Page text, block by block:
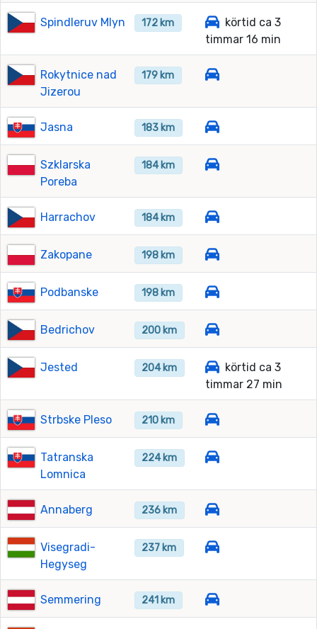
Spindleruv Mlyn 172 km
körtid ca 3
timmar 16 min
Rokytnice nad
Jizerou
179 km
Jasna 183 km
Szklarska
Poreba
184 km
Harrachov 184 km
Zakopane 198 km
Podbanske 198 km
Bedrichov 200 km
Jested 204 km
körtid ca 3
timmar 27 min
Strbske Pleso 210 km
Tatranska
Lomnica
224 km
Annaberg 236 km
Visegradi-
Hegyseg
237 km
Semmering 241 km